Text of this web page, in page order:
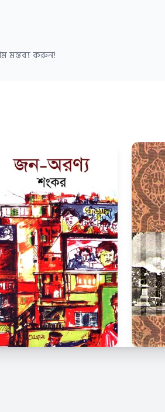
মন্তব্য করুন!